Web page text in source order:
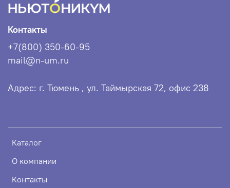
Каталог
О компании
Контакты
Контакты
+7(800) 350-60-95
mail@n-um.ru
Адрес: г. Тюмень , ул. Таймырская 72, офис 238